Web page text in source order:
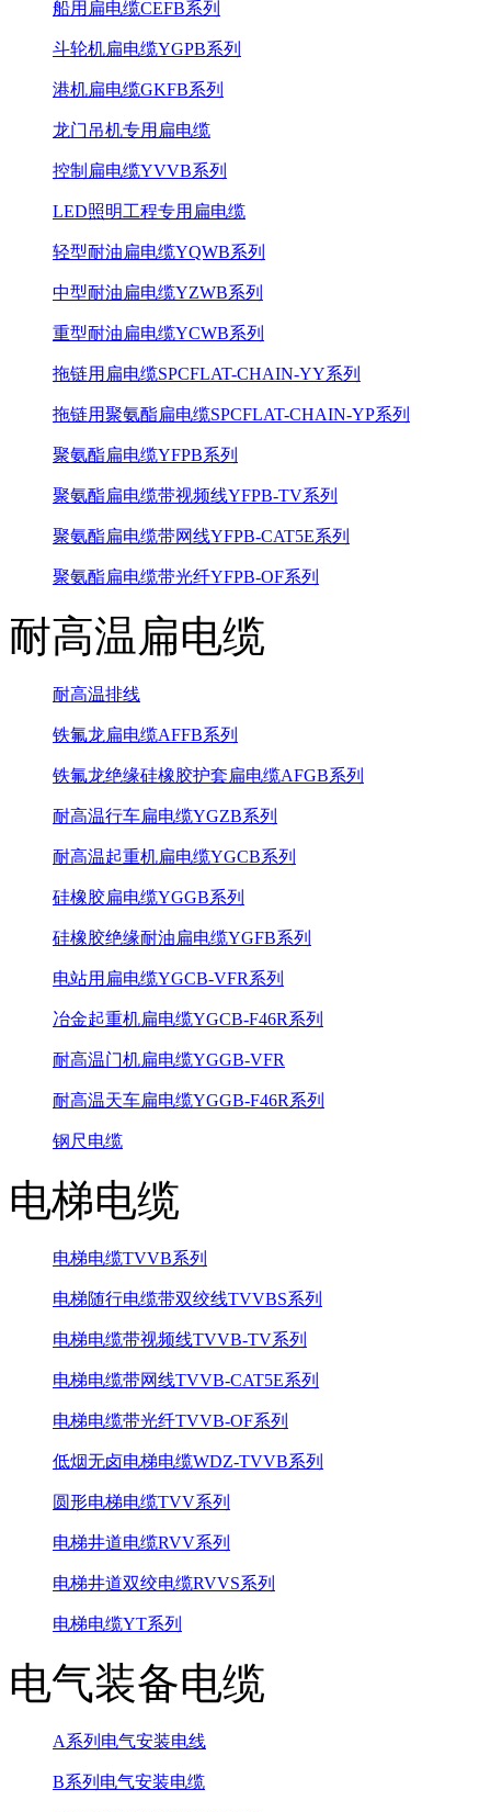
船用扁电缆CEFB系列
斗轮机扁电缆YGPB系列
港机扁电缆GKFB系列
龙门吊机专用扁电缆
控制扁电缆YVVB系列
LED照明工程专用扁电缆
轻型耐油扁电缆YQWB系列
中型耐油扁电缆YZWB系列
重型耐油扁电缆YCWB系列
拖链用扁电缆SPCFLAT-CHAIN-YY系列
拖链用聚氨酯扁电缆SPCFLAT-CHAIN-YP系列
聚氨酯扁电缆YFPB系列
聚氨酯扁电缆带视频线YFPB-TV系列
聚氨酯扁电缆带网线YFPB-CAT5E系列
聚氨酯扁电缆带光纤YFPB-OF系列
耐高温扁电缆
耐高温排线
铁氟龙扁电缆AFFB系列
铁氟龙绝缘硅橡胶护套扁电缆AFGB系列
耐高温行车扁电缆YGZB系列
耐高温起重机扁电缆YGCB系列
硅橡胶扁电缆YGGB系列
硅橡胶绝缘耐油扁电缆YGFB系列
电站用扁电缆YGCB-VFR系列
冶金起重机扁电缆YGCB-F46R系列
耐高温门机扁电缆YGGB-VFR
耐高温天车扁电缆YGGB-F46R系列
钢尺电缆
电梯电缆
电梯电缆TVVB系列
电梯随行电缆带双绞线TVVBS系列
电梯电缆带视频线TVVB-TV系列
电梯电缆带网线TVVB-CAT5E系列
电梯电缆带光纤TVVB-OF系列
低烟无卤电梯电缆WDZ-TVVB系列
圆形电梯电缆TVV系列
电梯井道电缆RVV系列
电梯井道双绞电缆RVVS系列
电梯电缆YT系列
电气装备电缆
A系列电气安装电线
B系列电气安装电缆